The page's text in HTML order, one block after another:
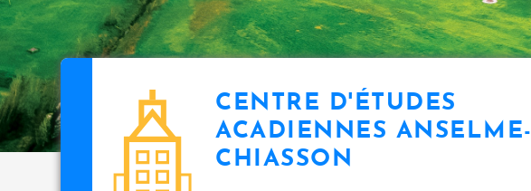
CENTRE D'ÉTUDES
ACADIENNES ANSELME-
CHIASSON